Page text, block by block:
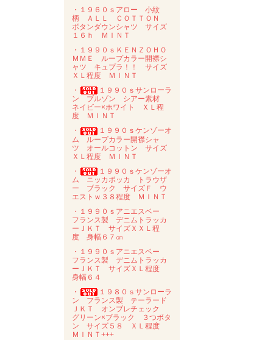
・１９６０ｓアロー 小紋
柄 ＡＬＬ ＣＯＴＴＯＮ
ボタンダウンシャツ サイズ
１６ｈ ＭＩＮＴ
・１９９０ｓＫＥＮＺＯＨＯ
ＭＭＥ ループカラー開襟シ
ャツ キュプラ！！ サイズ
ＸＬ程度 ＭＩＮＴ
・
１９９０ｓサンローラ
ン ブルゾン シアー素材
ネイビー×ホワイト ＸＬ程
度 ＭＩＮＴ
・
１９９０ｓケンゾーオ
ム ループカラー開襟シャ
ツ オールコットン サイズ
ＸＬ程度 ＭＩＮＴ
・
１９９０ｓケンゾーオ
ム ニッカポッカ トラウザ
ー ブラック サイズＦ ウ
エストｗ３８程度 ＭＩＮＴ
・１９９０ｓアニエスベー
フランス製 デニムトラッカ
ーＪＫＴ サイズＸＸＬ程
度 身幅６７㎝
・１９９０ｓアニエスベー
フランス製 デニムトラッカ
ーＪＫＴ サイズＸＬ程度
身幅６４
・
１９８０ｓサンローラ
ン フランス製 テーラード
ＪＫＴ オンブレチェック
グリーン×ブラック ３つボタ
ン サイズ５８ ＸＬ程度
ＭＩＮＴ+++